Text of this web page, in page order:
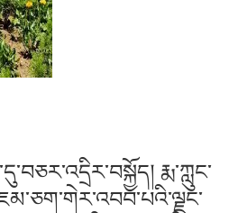
རྨ་ཀླུང་